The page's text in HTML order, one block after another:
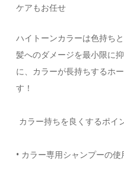
ケアもお任せ
ハイトーンカラーは色持ち
髪へのダメージを最小限に
に、カラーが長持ちするホ
す！
カラー持ちを良くするポイ
• カラー専用シャンプーの使